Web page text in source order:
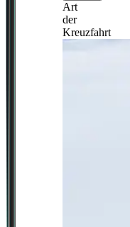
Art
der
Kreuzfahrt